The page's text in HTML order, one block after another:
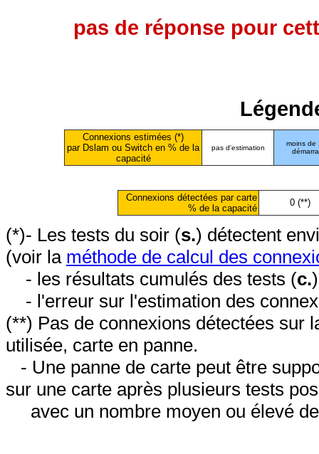
pas de réponse pour
Connexions estimées (*)
par Dslam ou Switch en % de la
capacité
pas d'estimation
moins de
Connexions détectées par carte
% de la capacité
0 (**)
(*)- Les tests du soir (s.) détectent
(voir la méthode de calcul des
- les résultats cumulés des tests (c.
- l'erreur sur l'estimation des
(**) Pas de connexions détectées sur
utilisée, carte en panne.
- Une panne de carte peut être
sur une carte après plusieurs tests
avec un nombre moyen ou élevé